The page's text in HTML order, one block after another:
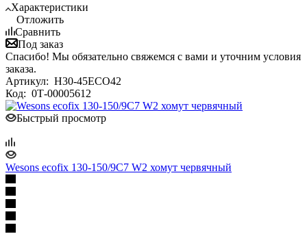
Характеристики
Отложить
Сравнить
Под заказ
Спасибо! Мы обязательно свяжемся с вами и уточним условия
заказа.
Артикул: H30-45ECO42
Код: 0Т-00005612
Быстрый просмотр
Wesons ecofix 130-150/9C7 W2 хомут червячный